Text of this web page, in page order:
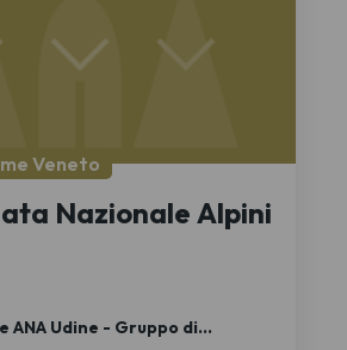
Veneto
Nazionale Alpini
ANA Udine - Gruppo di